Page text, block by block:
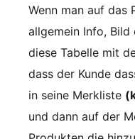
Wenn man auf
allgemein Info,
diese Tabelle mit
dass der Kunde
in seine Merkliste
und dann auf der